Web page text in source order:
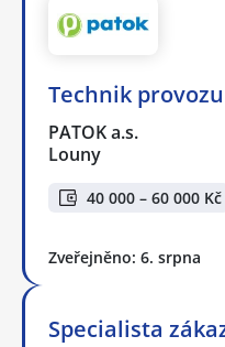
Technik provozu
PATOK a.s.
Louny
40 000 – 60 000 Kč
Zveřejněno: 6. srpna
Specialista